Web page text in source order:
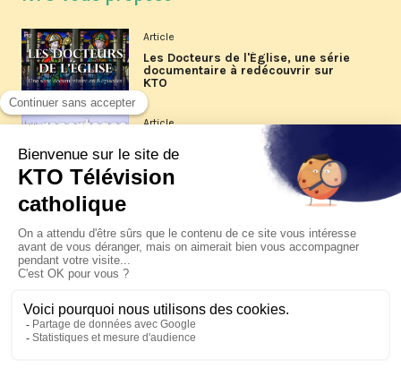
Article
Les Docteurs de l'Église, une série
documentaire à redécouvrir sur
KTO
Article
Les reportages d'été 2026 de KTO
La visite pastorale du pape Léon
XIV à Assise à suivre sur KTO le
jeudi 6 août
Le pape en Uruguay, Argentine et
Pérou du 6 au 17 novembre 2026